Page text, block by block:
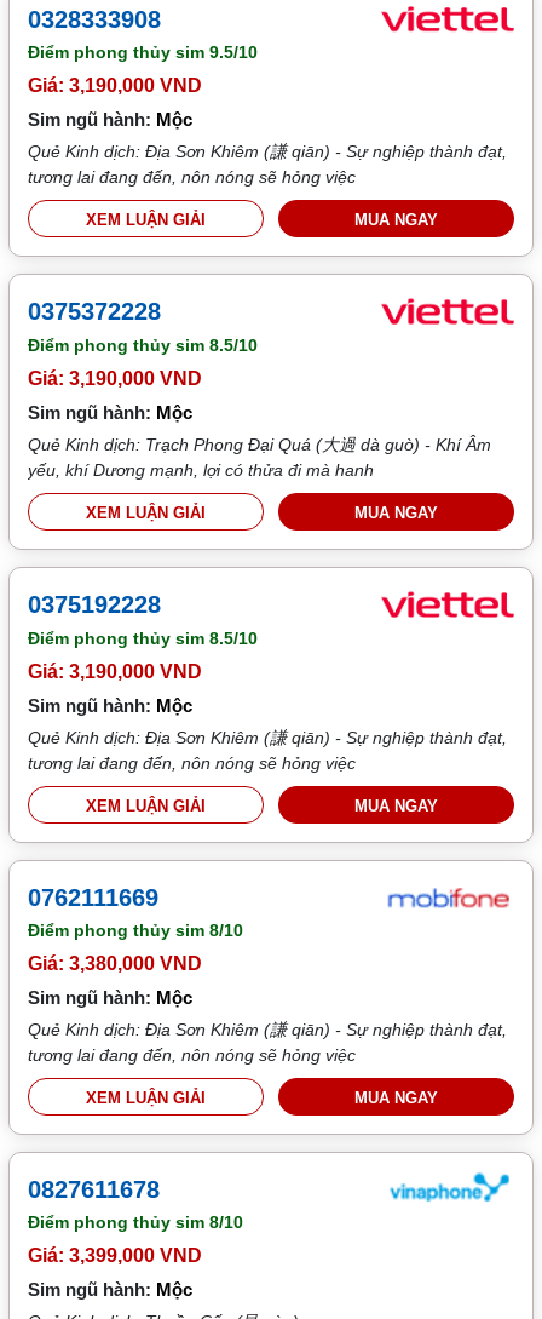
0328333908
Điểm phong thủy sim9.5/10
Giá: 3,190,000 VND
Sim ngũ hành: Mộc
Quẻ Kinh dịch: Địa Sơn Khiêm (謙 qiān) - Sự nghiệp thành đạt,
tương lai đang đến, nôn nóng sẽ hỏng việc
XEM LUẬN GIẢI MUA NGAY
0375372228
Điểm phong thủy sim8.5/10
Giá: 3,190,000 VND
Sim ngũ hành: Mộc
Quẻ Kinh dịch: Trạch Phong Đại Quá (大過 dà guò) - Khí Âm
yếu, khí Dương mạnh, lợi có thửa đi mà hanh
XEM LUẬN GIẢI MUA NGAY
0375192228
Điểm phong thủy sim8.5/10
Giá: 3,190,000 VND
Sim ngũ hành: Mộc
Quẻ Kinh dịch: Địa Sơn Khiêm (謙 qiān) - Sự nghiệp thành đạt,
tương lai đang đến, nôn nóng sẽ hỏng việc
XEM LUẬN GIẢI MUA NGAY
0762111669
Điểm phong thủy sim8/10
Giá: 3,380,000 VND
Sim ngũ hành: Mộc
Quẻ Kinh dịch: Địa Sơn Khiêm (謙 qiān) - Sự nghiệp thành đạt,
tương lai đang đến, nôn nóng sẽ hỏng việc
XEM LUẬN GIẢI MUA NGAY
0827611678
Điểm phong thủy sim8/10
Giá: 3,399,000 VND
Sim ngũ hành: Mộc